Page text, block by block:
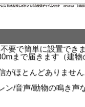
要で簡単に設置でき
まで届きます（建
がほとんどありませ
ン/音声/動物の鳴き声